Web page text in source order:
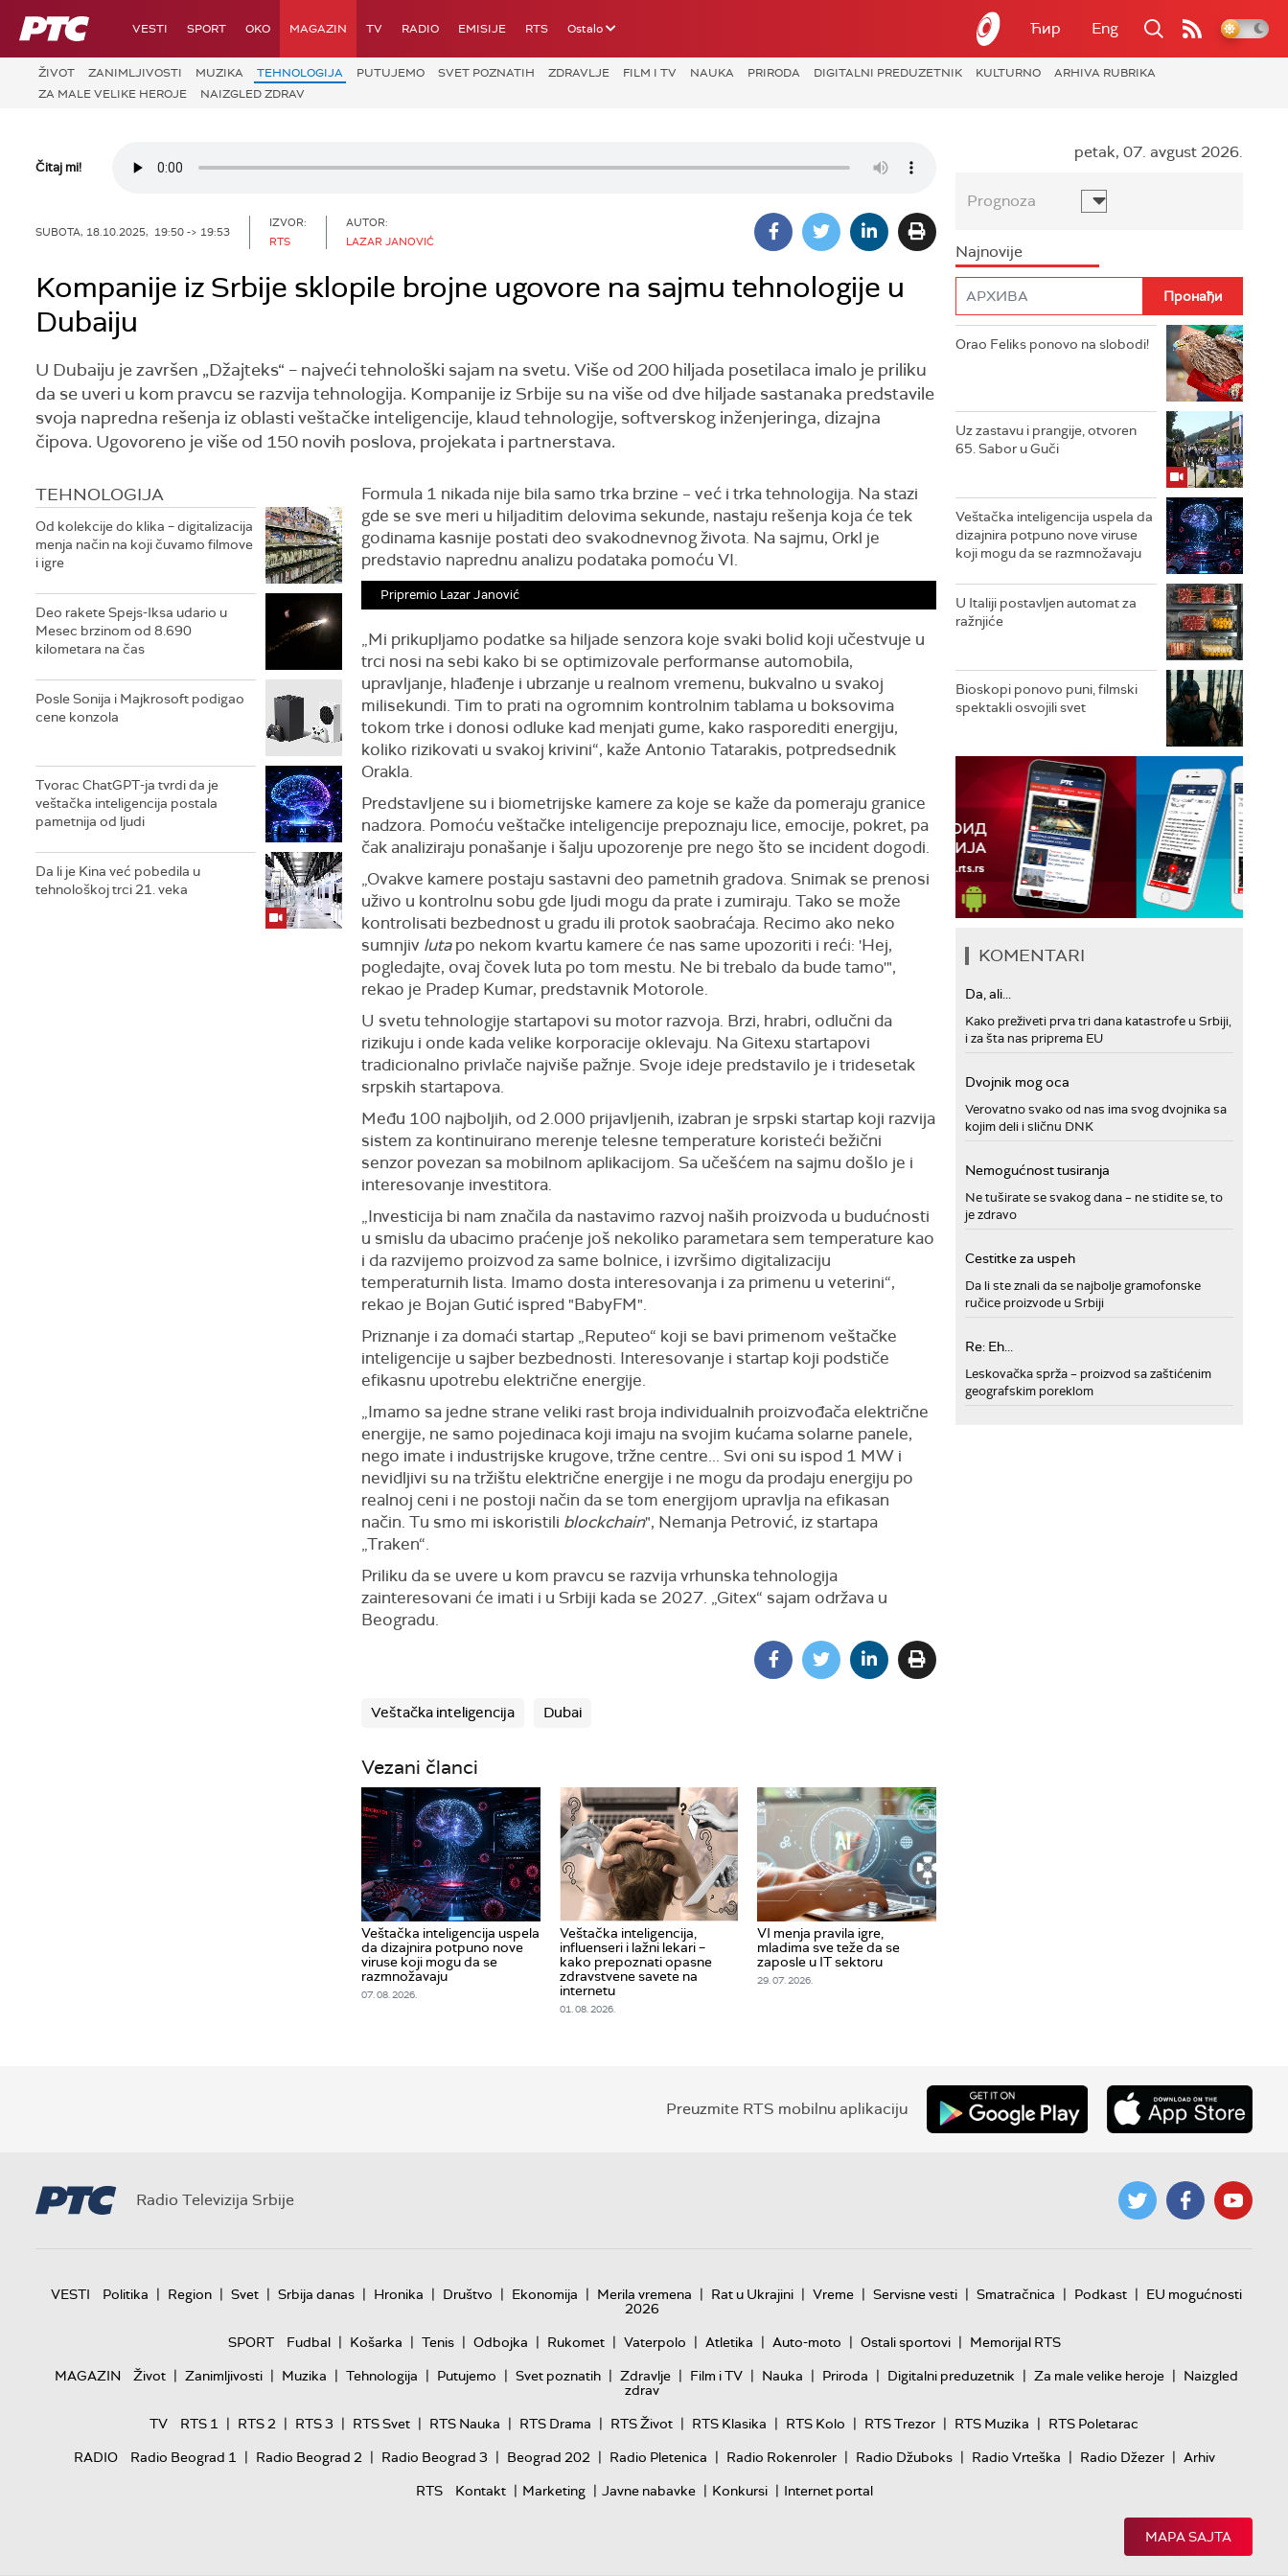
RTS VESTI SPORT OKO MAGAZIN TV RADIO EMISIJE RTS Ostalo Ћир Eng
ŽIVOT ZANIMLJIVOSTI MUZIKA TEHNOLOGIJA PUTUJEMO SVET POZNATIH ZDRAVLJE FILM I TV NAUKA PRIRODA DIGITALNI PREDUZETNIK KULTURNO
ARHIVA RUBRIKA
ZA MALE VELIKE HEROJE
NAIZGLED ZDRAV
Čitaj mi!
SUBOTA, 18.10.2025, 19:50 -> 19:53
IZVOR:
RTS
AUTOR:
LAZAR JANOVIĆ
Kompanije iz Srbije sklopile brojne ugovore na sajmu tehnologije u
Dubaiju
U Dubaiju je završen „Džajteks“ – najveći tehnološki sajam na svetu. Više od 200 hiljada posetilaca imalo je priliku
da se uveri u kom pravcu se razvija tehnologija. Kompanije iz Srbije su na više od dve hiljade sastanaka predstavile
svoja napredna rešenja iz oblasti veštačke inteligencije, klaud tehnologije, softverskog inženjeringa, dizajna
čipova. Ugovoreno je više od 150 novih poslova, projekata i partnerstava.
TEHNOLOGIJA
Od kolekcije do klika – digitalizacija
menja način na koji čuvamo filmove
i igre
Deo rakete Spejs-Iksa udario u
Mesec brzinom od 8.690
kilometara na čas
Posle Sonija i Majkrosoft podigao
cene konzola
Tvorac ChatGPT-ja tvrdi da je
veštačka inteligencija postala
pametnija od ljudi
Da li je Kina već pobedila u
tehnološkoj trci 21. veka
Formula 1 nikada nije bila samo trka brzine – već i trka tehnologija. Na stazi
gde se sve meri u hiljaditim delovima sekunde, nastaju rešenja koja će tek
godinama kasnije postati deo svakodnevnog života. Na sajmu, Orkl je
predstavio naprednu analizu podataka pomoću VI.
Pripremio Lazar Janović
„Mi prikupljamo podatke sa hiljade senzora koje svaki bolid koji učestvuje u
trci nosi na sebi kako bi se optimizovale performanse automobila,
upravljanje, hlađenje i ubrzanje u realnom vremenu, bukvalno u svakoj
milisekundi. Tim to prati na ogromnim kontrolnim tablama u boksovima
tokom trke i donosi odluke kad menjati gume, kako rasporediti energiju,
koliko rizikovati u svakoj krivini“, kaže Antonio Tatarakis, potpredsednik
Orakla.
Predstavljene su i biometrijske kamere za koje se kaže da pomeraju granice
nadzora. Pomoću veštačke inteligencije prepoznaju lice, emocije, pokret, pa
čak analiziraju ponašanje i šalju upozorenje pre nego što se incident dogodi.
„Ovakve kamere postaju sastavni deo pametnih gradova. Snimak se prenosi
uživo u kontrolnu sobu gde ljudi mogu da prate i zumiraju. Tako se može
kontrolisati bezbednost u gradu ili protok saobraćaja. Recimo ako neko
sumnjiv lutapo nekom kvartu kamere će nas same upozoriti i reći: 'Hej,
pogledajte, ovaj čovek luta po tom mestu. Ne bi trebalo da bude tamo'",
rekao je Pradep Kumar, predstavnik Motorole.
U svetu tehnologije startapovi su motor razvoja. Brzi, hrabri, odlučni da
rizikuju i onde kada velike korporacije oklevaju. Na Gitexu startapovi
tradicionalno privlače najviše pažnje. Svoje ideje predstavilo je i tridesetak
srpskih startapova.
Među 100 najboljih, od 2.000 prijavljenih, izabran je srpski startap koji razvija
sistem za kontinuirano merenje telesne temperature koristeći bežični
senzor povezan sa mobilnom aplikacijom. Sa učešćem na sajmu došlo je i
interesovanje investitora.
„Investicija bi nam značila da nastavimo razvoj naših proizvoda u budućnosti
u smislu da ubacimo praćenje još nekoliko parametara sem temperature kao
i da razvijemo proizvod za same bolnice, i izvršimo digitalizaciju
temperaturnih lista. Imamo dosta interesovanja i za primenu u veterini“,
rekao je Bojan Gutić ispred "BabyFM".
Priznanje i za domaći startap „Reputeo“ koji se bavi primenom veštačke
inteligencije u sajber bezbednosti. Interesovanje i startap koji podstiče
efikasnu upotrebu električne energije.
„Imamo sa jedne strane veliki rast broja individualnih proizvođača električne
energije, ne samo pojedinaca koji imaju na svojim kućama solarne panele,
nego imate i industrijske krugove, tržne centre... Svi oni su ispod 1 MW i
nevidljivi su na tržištu električne energije i ne mogu da prodaju energiju po
realnoj ceni i ne postoji način da se tom energijom upravlja na efikasan
način. Tu smo mi iskoristili blockchain", Nemanja Petrović, iz startapa
„Traken“.
Priliku da se uvere u kom pravcu se razvija vrhunska tehnologija
zainteresovani će imati i u Srbiji kada se 2027. „Gitex“ sajam održava u
Beogradu.
Veštačka inteligencija Dubai
Vezani članci
Veštačka inteligencija uspela
da dizajnira potpuno nove
viruse koji mogu da se
razmnožavaju
07. 08. 2026.
Veštačka inteligencija,
influenseri i lažni lekari –
kako prepoznati opasne
zdravstvene savete na
internetu
01. 08. 2026.
VI menja pravila igre,
mladima sve teže da se
zaposle u IT sektoru
29. 07. 2026.
petak, 07. avgust 2026.
Prognoza
Najnovije
Orao Feliks ponovo na slobodi!
Uz zastavu i prangije, otvoren
65. Sabor u Guči
Veštačka inteligencija uspela da
dizajnira potpuno nove viruse
koji mogu da se razmnožavaju
U Italiji postavljen automat za
ražnjiće
Bioskopi ponovo puni, filmski
spektakli osvojili svet
KOMENTARI
Da, ali...
Kako preživeti prva tri dana katastrofe u Srbiji,
i za šta nas priprema EU
Dvojnik mog oca
Verovatno svako od nas ima svog dvojnika sa
kojim deli i sličnu DNK
Nemogućnost tusiranja
Ne tuširate se svakog dana – ne stidite se, to
je zdravo
Cestitke za uspeh
Da li ste znali da se najbolje gramofonske
ručice proizvode u Srbiji
Re: Eh...
Leskovačka sprža – proizvod sa zaštićenim
geografskim poreklom
Preuzmite RTS mobilnu aplikaciju
Radio Televizija Srbije
VESTI Politika | Region | Svet | Srbija danas | Hronika | Društvo | Ekonomija | Merila vremena | Rat u Ukrajini | Vreme | Servisne vesti | Smatračnica | Podkast | EU mogućnosti
2026
SPORT
Fudbal | Košarka | Tenis | Odbojka | Rukomet | Vaterpolo | Atletika | Auto-moto | Ostali sportovi | Memorijal RTS
MAGAZIN
Život | Zanimljivosti | Muzika | Tehnologija | Putujemo | Svet poznatih | Zdravlje | Film i TV | Nauka | Priroda | Digitalni preduzetnik | Za male velike heroje | Naizgled
zdrav
TV
RTS 1 | RTS 2 | RTS 3 | RTS Svet | RTS Nauka | RTS Drama | RTS Život | RTS Klasika | RTS Kolo | RTS Trezor | RTS Muzika | RTS Poletarac
RADIO
Radio Beograd 1 | Radio Beograd 2 | Radio Beograd 3 | Beograd 202 | Radio Pletenica | Radio Rokenroler | Radio Džuboks | Radio Vrteška | Radio Džezer | Arhiv
RTS
Kontakt | Marketing | Javne nabavke | Konkursi | Internet portal
MAPA SAJTA